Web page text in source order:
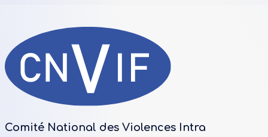
Comité National des Violences Intra